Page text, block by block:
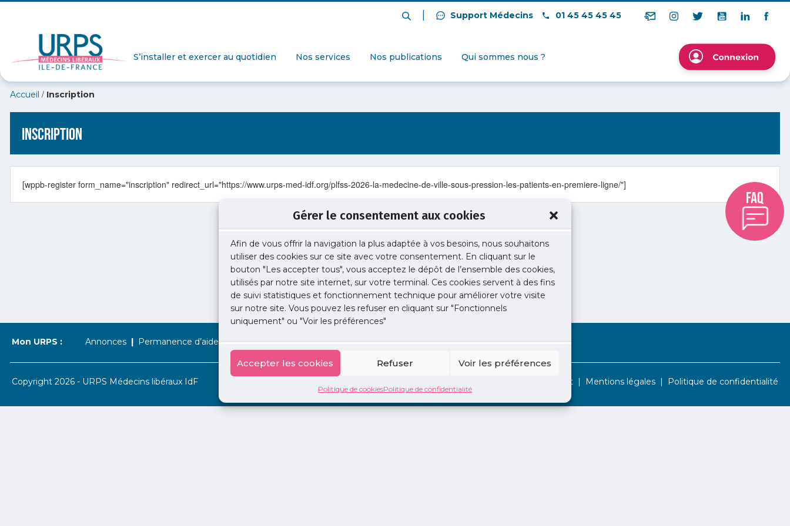
Gérer le consentement aux cookies
Afin de vous offrir la navigation la plus adaptée à vos besoins, nous souhaitons
utiliser des cookies sur ce site avec votre consentement. En cliquant sur le
bouton "Les accepter tous", vous acceptez le dépôt de l’ensemble des cookies,
utilisés par notre site internet, sur votre terminal. Ces cookies servent à des fins
de suivi statistiques et fonctionnement technique pour améliorer votre visite
sur notre site. Vous pouvez les refuser en cliquant sur "Fonctionnels
uniquement" ou "Voir les préférences"
Accepter les cookies Refuser Voir les préférences
Politique de cookiesPolitique de confidentialité
Support Médecins 01 45 45 45 45
S’installer et exercer au quotidien Nos services Nos publications Qui sommes nous ?
Accueil / Inscription
Inscription
[wppb-register form_name="inscription" redirect_url="https://www.urps-med-idf.org/plfss-2026-la-medecine-de-ville-sous-pression-les-patients-en-premiere-ligne/"]
Mon URPS : Annonces Permanence d’aide à l’installation La Centrale 2 jours en libéral Adopte 1 Doc
Copyright 2026 - URPS Médecins libéraux IdF Contact Mentions légales Politique de confidentialité